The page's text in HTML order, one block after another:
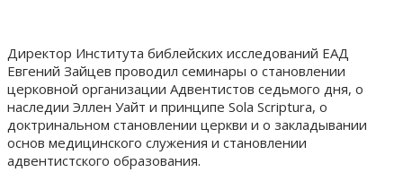
Директор Института библейских исследований ЕАД
Евгений Зайцев проводил семинары о становлении
церковной организации Адвентистов седьмого дня, о
наследии Эллен Уайт и принципе Sola Scriptura, о
доктринальном становлении церкви и о закладывании
основ медицинского служения и становлении
адвентистского образования.